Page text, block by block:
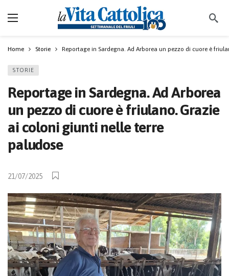
Home Storie Reportage in Sardegna. Ad Arborea un pezzo di cuore è
STORIE
Reportage in Sardegna. Ad Arborea
un pezzo di cuore è friulano. Grazie
ai coloni giunti nelle terre
paludose
21/07/2025